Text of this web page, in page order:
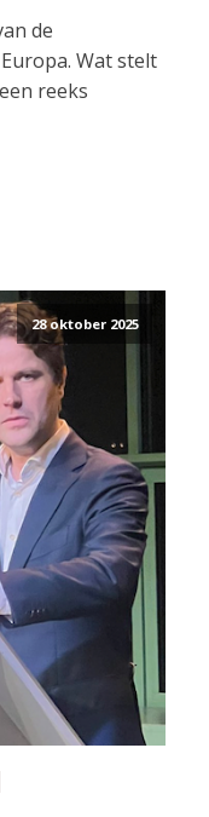
de
Wat stelt
reeks
28 oktober 2025